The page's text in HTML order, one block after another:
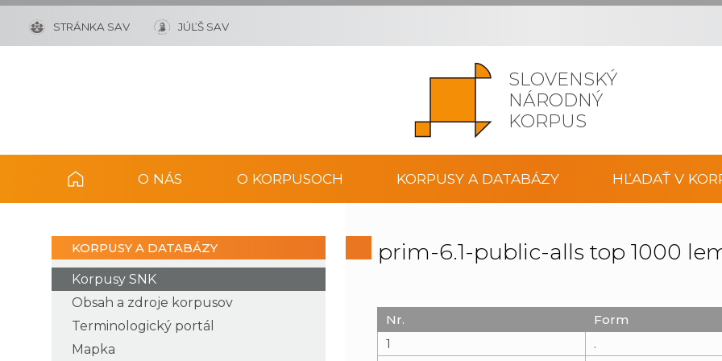
SLOVENSKÝ
NÁRODNÝ
KORPUS
STRÁNKA SAV JÚĽŠ SAV
O NÁS O KORPUSOCH KORPUSY A DATABÁZY HĽADAŤ V
KORPUSY A DATABÁZY
Korpusy SNK
Obsah a zdroje korpusov
Terminologický portál
Mapka
prim-6.1-public-alls top 1000
Nr. Form
1
.